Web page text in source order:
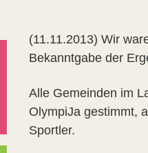
(11.11.2013) Wir
Bekanntgabe der
Alle Gemeinden im
OlympiJa gestimmt,
Sportler.